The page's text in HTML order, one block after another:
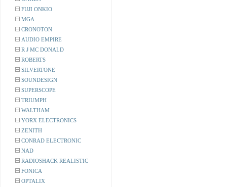
FUJI ONKIO
MGA
CRONOTON
AUDIO EMPIRE
R J MC DONALD
ROBERTS
SILVERTONE
SOUNDESIGN
SUPERSCOPE
TRIUMPH
WALTHAM
YORX ELECTRONICS
ZENITH
CONRAD ELECTRONIC
NAD
RADIOSHACK REALISTIC
FONICA
OPTALIX